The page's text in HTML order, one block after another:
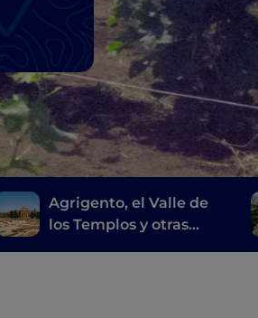
Agrigento, el Valle de
los Templos y otras